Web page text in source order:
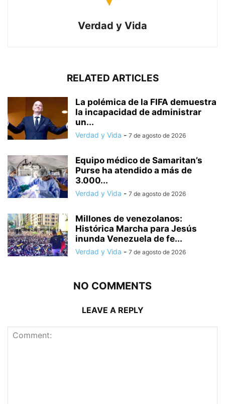
Verdad y Vida
RELATED ARTICLES
La polémica de la FIFA demuestra
la incapacidad de administrar
un...
Verdad y Vida - 7 de agosto de 2026
Equipo médico de Samaritan’s
Purse ha atendido a más de
3.000...
Verdad y Vida - 7 de agosto de 2026
Millones de venezolanos:
Histórica Marcha para Jesús
inunda Venezuela de fe...
Verdad y Vida - 7 de agosto de 2026
NO COMMENTS
LEAVE A REPLY